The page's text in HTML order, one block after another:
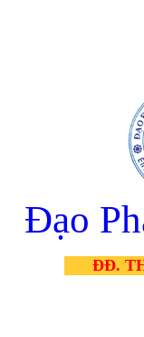
Đạo
ĐĐ.